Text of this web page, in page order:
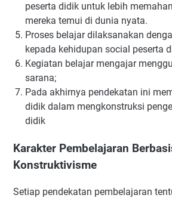
peserta didik untuk lebih
mereka temui di dunia nyata.
Proses belajar dilaksanakan
kepada kehidupan social peserta
Kegiatan belajar mengajar
sarana;
Pada akhirnya pendekatan ini
didik dalam mengkonstruksi
didik
Karakter Pembelajaran
Konstruktivisme
Setiap pendekatan pembelajaran